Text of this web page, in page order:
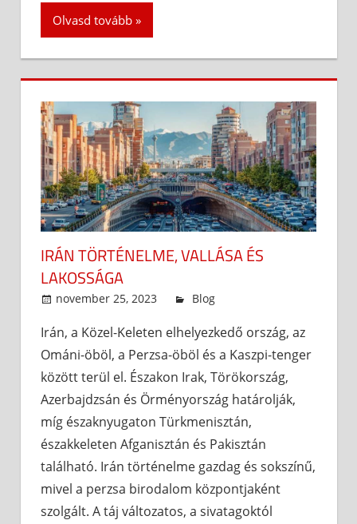
Olvasd tovább
IRÁN TÖRTÉNELME, VALLÁSA ÉS
LAKOSSÁGA
november 25, 2023 admin
Blog
Irán, a Közel-Keleten elhelyezkedő ország, az
Ománi-öböl, a Perzsa-öböl és a Kaszpi-tenger
között terül el. Északon Irak, Törökország,
Azerbajdzsán és Örményország határolják,
míg északnyugaton Türkmenisztán,
északkeleten Afganisztán és Pakisztán
található. Irán történelme gazdag és sokszínű,
mivel a perzsa birodalom központjaként
szolgált. A táj változatos, a sivatagoktól